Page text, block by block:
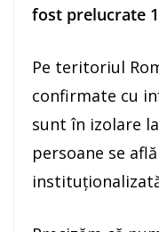
fost prelucrate
Pe teritoriul
confirmate cu
sunt în izolare
persoane se